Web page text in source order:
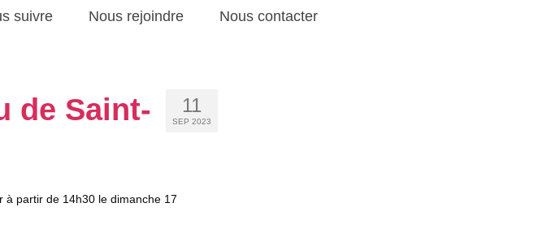
suivre Nous rejoindre Nous contacter
11
SEP 2023
de Saint-
à partir de 14h30 le dimanche 17